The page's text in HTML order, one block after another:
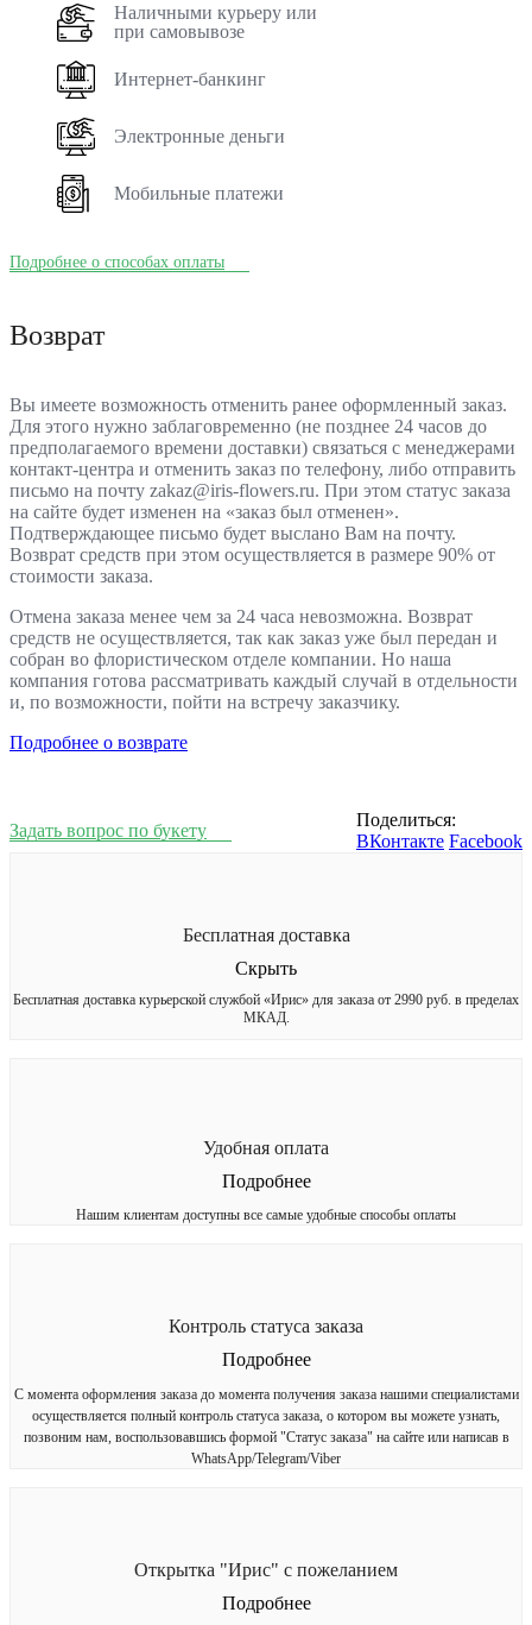
Наличными курьеру или
при самовывозе
Интернет-банкинг
Электронные деньги
Мобильные платежи
Подробнее о способах оплаты
Возврат
Вы имеете возможность отменить ранее оформленный заказ.
Для этого нужно заблаговременно (не позднее 24 часов до
предполагаемого времени доставки) связаться с менеджерами
контакт-центра и отменить заказ по телефону, либо отправить
письмо на почту zakaz@iris-flowers.ru. При этом статус заказа
на сайте будет изменен на «заказ был отменен».
Подтверждающее письмо будет выслано Вам на почту.
Возврат средств при этом осуществляется в размере 90% от
стоимости заказа.
Отмена заказа менее чем за 24 часа невозможна. Возврат
средств не осуществляется, так как заказ уже был передан и
собран во флористическом отделе компании. Но наша
компания готова рассматривать каждый случай в отдельности
и, по возможности, пойти на встречу заказчику.
Подробнее о возврате
Задать вопрос по букету
Поделиться:
ВКонтакте Facebook
Бесплатная доставка
Скрыть
Бесплатная доставка курьерской службой «Ирис» для заказа от 2990 руб. в пределах
МКАД.
Удобная оплата
Подробнее
Нашим клиентам доступны все самые удобные способы оплаты
Контроль статуса заказа
Подробнее
С момента оформления заказа до момента получения заказа нашими специалистами
осуществляется полный контроль статуса заказа, о котором вы можете узнать,
позвоним нам, воспользовавшись формой "Статус заказа" на сайте или написав в
WhatsApp/Telegram/Viber
Открытка "Ирис" с пожеланием
Подробнее